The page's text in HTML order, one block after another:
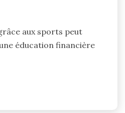
aux sports peut
éducation financière